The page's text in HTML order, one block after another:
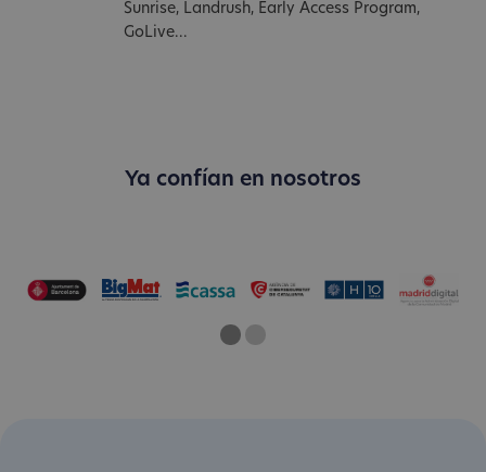
Sunrise, Landrush, Early Access Program,
GoLive...
Ya confían en nosotros
One
Current Slide
Two